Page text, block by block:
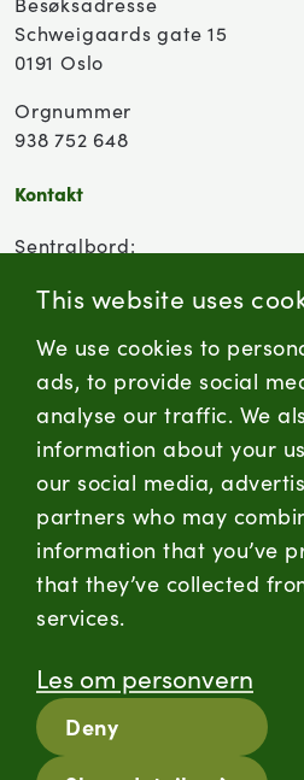
This website uses
We use cookies to
ads, to provide social
analyse our traffic. We
information about your
our social media,
partners who may
information that you’ve
that they’ve collected
services.
Deny
Les om personvern
Schweigaards gate 15
0191 Oslo
Orgnummer
938 752 648
Kontakt
Sentralbord:
Kontaktskjema
firmapost@nortura.no
LinkedInFacebookInstagram
RSS
Informasjonskapsler